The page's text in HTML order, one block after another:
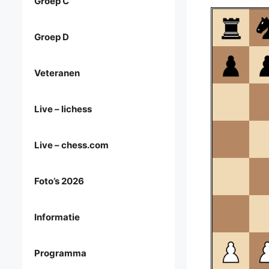
Groep D
Veteranen
Live – lichess
Live – chess.com
Foto’s 2026
Informatie
Programma